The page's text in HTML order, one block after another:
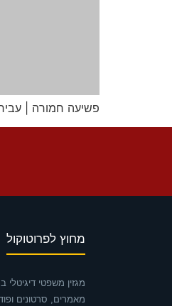
פשיעה חמורה |
מחוץ לפרוטוקול
מגזין משפטי דיגיטלי
מאמרים, סרטונים